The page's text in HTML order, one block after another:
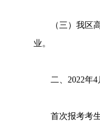
（三）我区高
业。
二、2022年4
首次报考考生